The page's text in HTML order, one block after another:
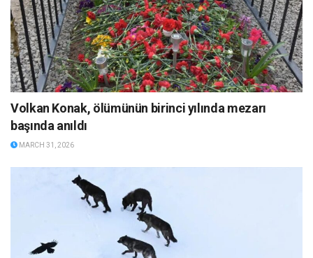
Volkan Konak, ölümünün birinci yılında mezarı
başında anıldı
MARCH 31, 2026